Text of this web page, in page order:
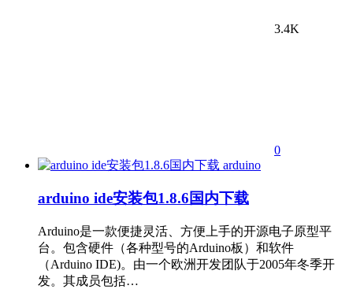
3.4K
0
arduino
arduino ide安装包1.8.6国内下载
Arduino是一款便捷灵活、方便上手的开源电子原型平
台。包含硬件（各种型号的Arduino板）和软件
（Arduino IDE)。由一个欧洲开发团队于2005年冬季开
发。其成员包括…